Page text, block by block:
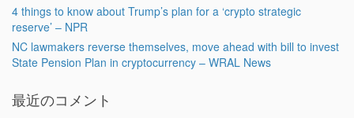
4 things to know about Trump’s plan for a ‘crypto strategic
reserve’ – NPR
NC lawmakers reverse themselves, move ahead with bill to invest
State Pension Plan in cryptocurrency – WRAL News
最近のコメント